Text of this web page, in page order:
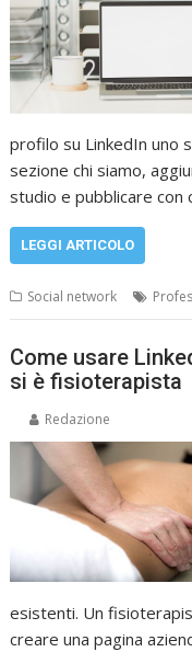
profilo su LinkedIn uno
sezione chi siamo,
studio e pubblicare con
LEGGI ARTICOLO
Social network
Come usare
si è fisioterapista
Redazione
esistenti. Un
creare una pagina